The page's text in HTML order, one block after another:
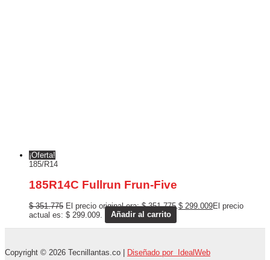
¡Oferta!
185/R14
185R14C Fullrun Frun-Five
$351.775 El precio original era: $ 351.775. $ 299.009El precio
actual es: $ 299.009.
Añadir al carrito
Copyright © 2026 Tecnillantas.co | Diseñado por IdealWeb